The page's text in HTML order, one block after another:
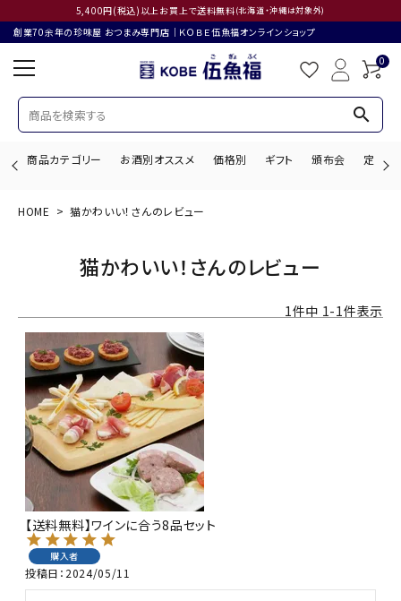
5,400円(税込)以上お買上で送料無料(北海道・沖縄は対象外)
創業70余年の珍味屋 おつまみ専門店│ＫＯＢＥ伍魚福オンラインショップ
0
search
商品カテゴリー お酒別オススメ 価格別 ギフト 頒布会 定期購
ログイン 会員登録
商品カテゴリー
お酒別オススメ
価格別
お問い合わせ
HOME 猫かわいい！さんのレビュー
猫かわいい！さんのレビュー
1件中 1-1件表示
【送料無料】ワインに合う8品セット
購入者
投稿日 2024/05/11